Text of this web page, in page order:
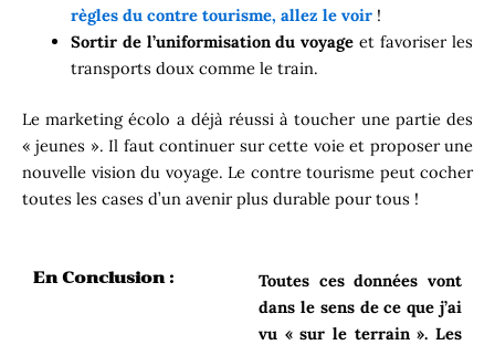
règles du contre tourisme, allez le voir !
Sortir de l’uniformisation du voyage et favoriser les
transports doux comme le train.
Le marketing écolo a déjà réussi à toucher une partie des
« jeunes ». Il faut continuer sur cette voie et proposer une
nouvelle vision du voyage. Le contre tourisme peut cocher
toutes les cases d’un avenir plus durable pour tous !
En Conclusion :
Toutes ces données vont
dans le sens de ce que j’ai
vu « sur le terrain ». Les